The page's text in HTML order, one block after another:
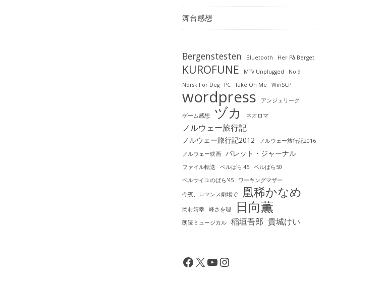
舞台感想
Bergenstesten Bluetooth Her På Berget
KUROFUNE MTV Unplugged
No.9
Norsk For Deg
PC Take On Me WinSCP
wordpress アンジェリーク
ゲーム感想 ヅカ ネオロマ
ノルウェー旅行記
ノルウェー旅行記2012
ノルウェー旅行記2016
ノルウェー映画
バレット・ジャーナル
ファイル転送 ベルばら'45
ベルばら50
ベルサイユのばら'45
ワーキングマザー
今夜、ロマンス劇場で
凰稀かなめ
岡村靖幸 峰さを理 日向薫
朗読ミュージカル 稲垣吾郎 貴城けい
Facebook
X YouTubeInstagram